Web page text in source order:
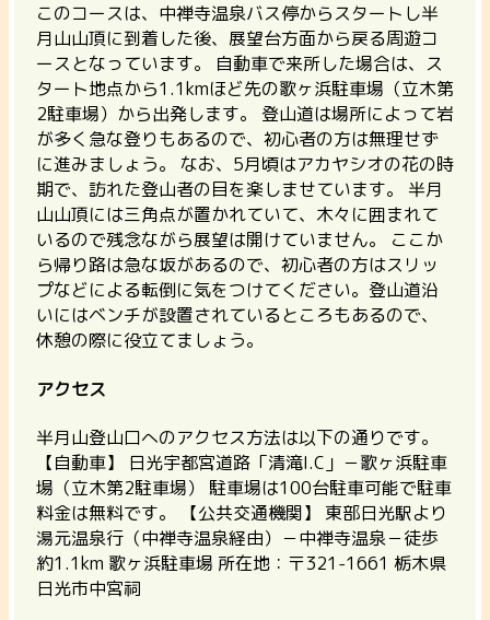
このコースは、中禅寺温泉バス停からスタートし半
月山山頂に到着した後、展望台方面から戻る周遊コ
ースとなっています。 自動車で来所した場合は、ス
タート地点から1.1kmほど先の歌ヶ浜駐車場（立木第
2駐車場）から出発します。 登山道は場所によって岩
が多く急な登りもあるので、初心者の方は無理せず
に進みましょう。 なお、5月頃はアカヤシオの花の時
期で、訪れた登山者の目を楽しませています。 半月
山山頂には三角点が置かれていて、木々に囲まれて
いるので残念ながら展望は開けていません。 ここか
ら帰り路は急な坂があるので、初心者の方はスリッ
プなどによる転倒に気をつけてください。登山道沿
いにはベンチが設置されているところもあるので、
休憩の際に役立てましょう。
アクセス
半月山登山口へのアクセス方法は以下の通りです。
【自動車】
日光宇都宮道路「清滝I.C」－歌ヶ浜駐車
場（立木第2駐車場） 駐車場は100台駐車可能で駐車
料金は無料です。
【公共交通機関】
東部日光駅より
湯元温泉行（中禅寺温泉経由）－中禅寺温泉－徒歩
約1.1km 歌ヶ浜駐車場 所在地：〒321-1661 栃木県
日光市中宮祠